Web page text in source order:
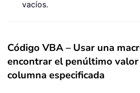
vacíos.
Código VBA – Usar una
encontrar el penúltimo
columna especificada